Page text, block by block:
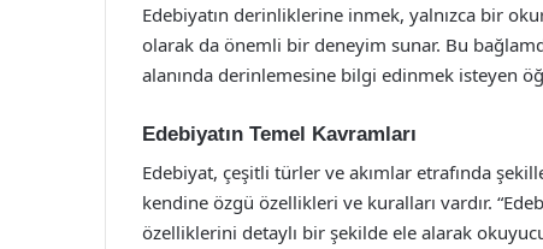
Edebiyatın derinliklerine inmek, yalnızca bir
olarak da önemli bir deneyim sunar. Bu
alanında derinlemesine bilgi edinmek isteyen
Edebiyatın Temel Kavramları
Edebiyat, çeşitli türler ve akımlar etrafında
kendine özgü özellikleri ve kuralları vardır.
özelliklerini detaylı bir şekilde ele alarak